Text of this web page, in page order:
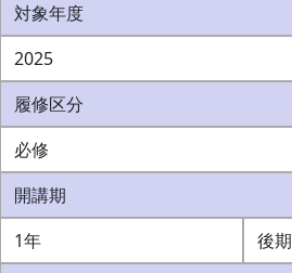
対象年度
2025
履修区分
必修
開講期
1年
後期